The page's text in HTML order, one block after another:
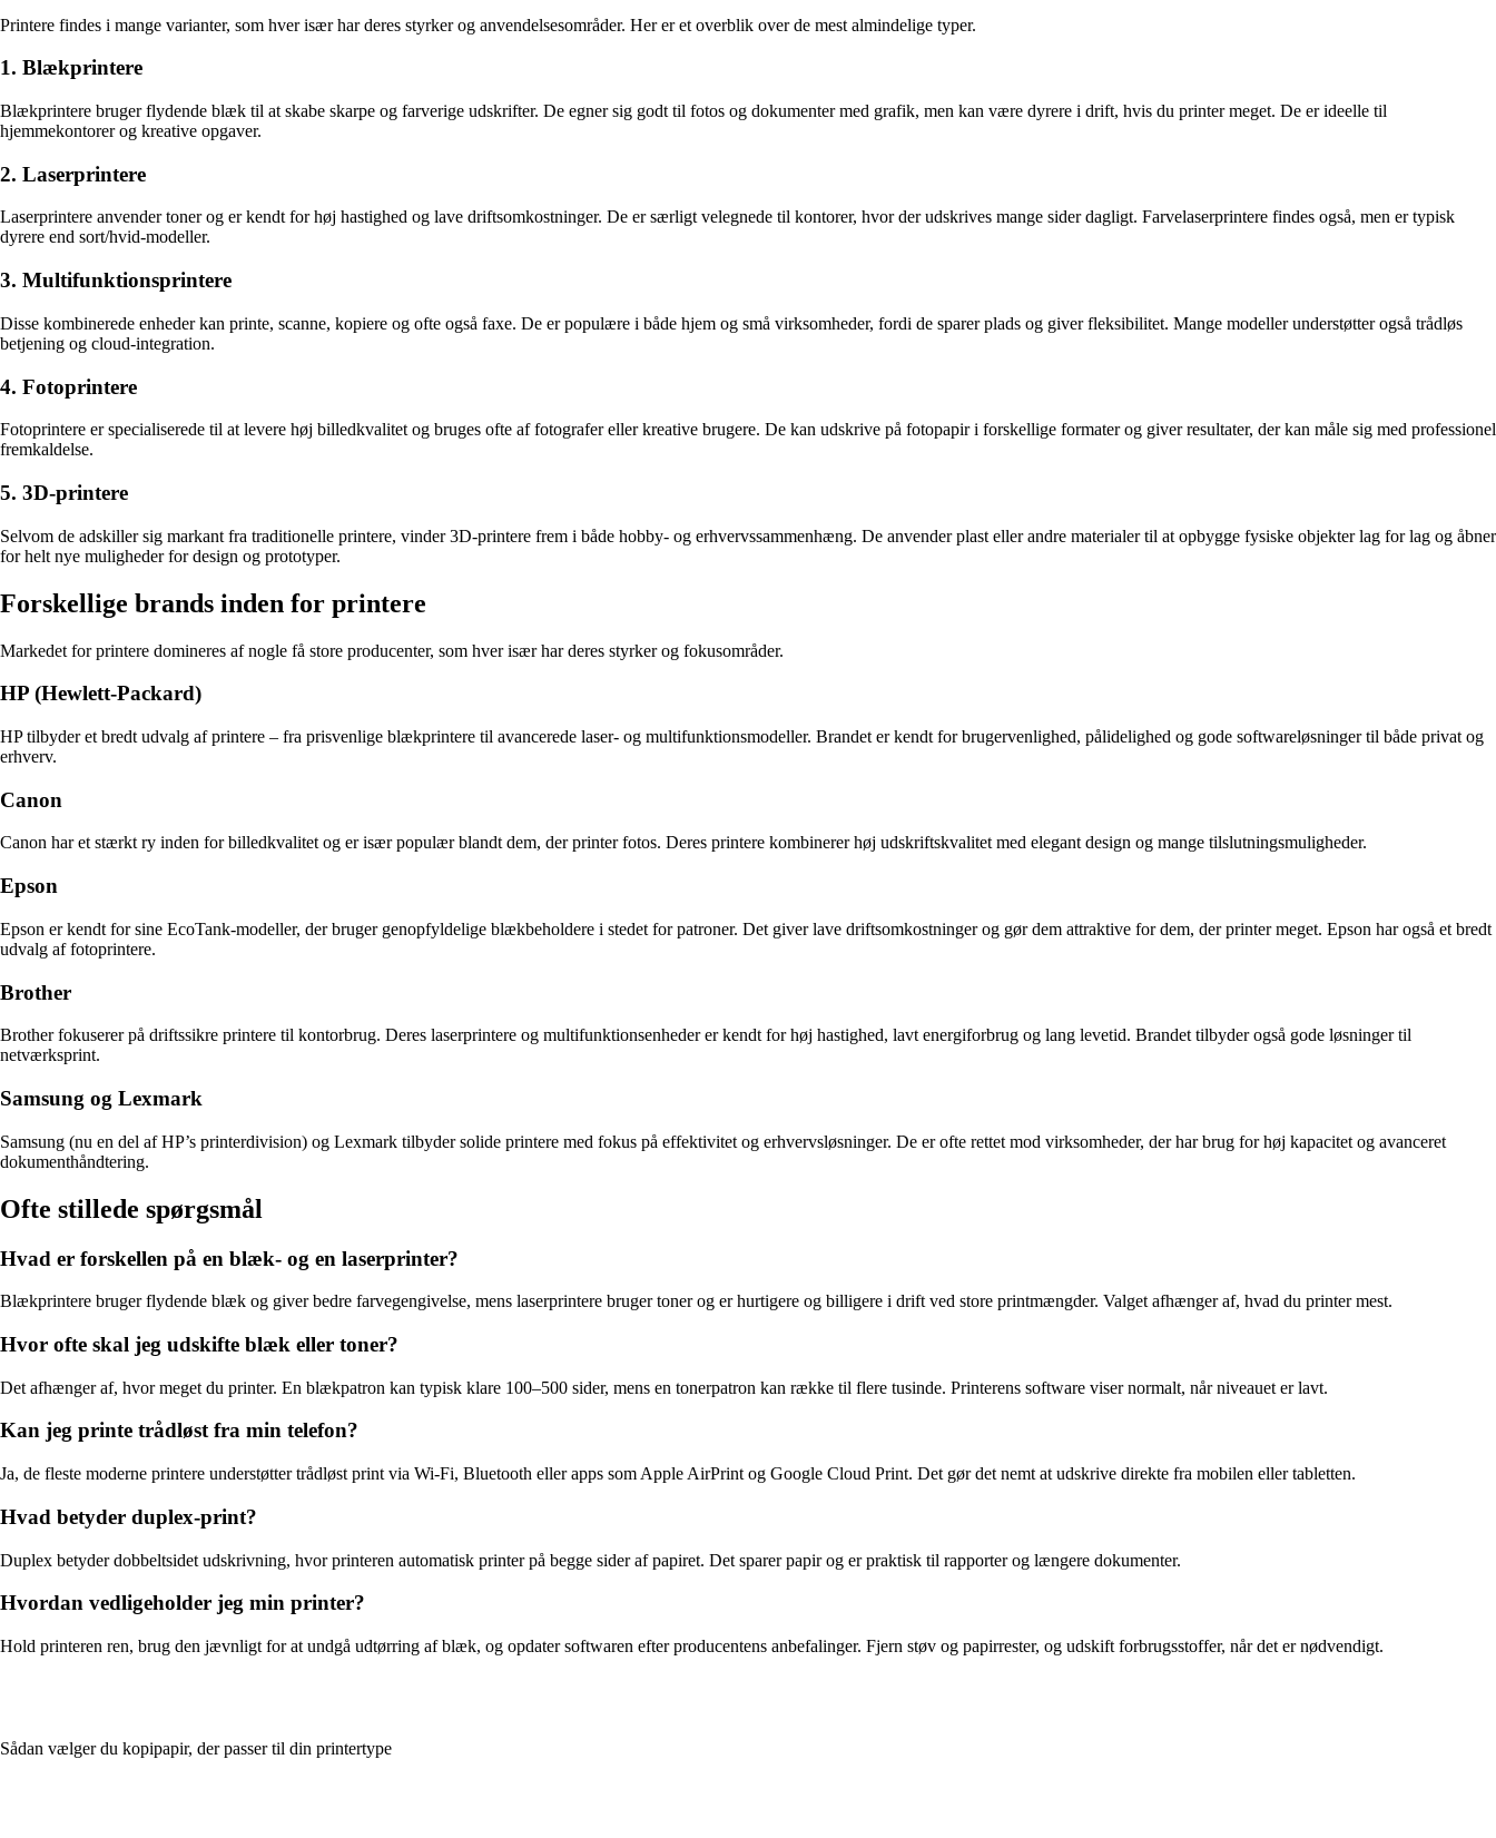
Printere findes i mange varianter, som hver især har deres styrker og anvendelsesområder. Her er et overblik over de mest almindelige typer.
1. Blækprintere
Blækprintere bruger flydende blæk til at skabe skarpe og farverige udskrifter. De egner sig godt til fotos og dokumenter med grafik, men kan være dyrere i drift, hvis du printer meget. De er ideelle til
hjemmekontorer og kreative opgaver.
2. Laserprintere
Laserprintere anvender toner og er kendt for høj hastighed og lave driftsomkostninger. De er særligt velegnede til kontorer, hvor der udskrives mange sider dagligt. Farvelaserprintere findes også, men er typisk
dyrere end sort/hvid-modeller.
3. Multifunktionsprintere
Disse kombinerede enheder kan printe, scanne, kopiere og ofte også faxe. De er populære i både hjem og små virksomheder, fordi de sparer plads og giver fleksibilitet. Mange modeller understøtter også trådløs
betjening og cloud-integration.
4. Fotoprintere
Fotoprintere er specialiserede til at levere høj billedkvalitet og bruges ofte af fotografer eller kreative brugere. De kan udskrive på fotopapir i forskellige formater og giver resultater, der kan måle sig med professionel
fremkaldelse.
5. 3D-printere
Selvom de adskiller sig markant fra traditionelle printere, vinder 3D-printere frem i både hobby- og erhvervssammenhæng. De anvender plast eller andre materialer til at opbygge fysiske objekter lag for lag og åbner
for helt nye muligheder for design og prototyper.
Forskellige brands inden for printere
Markedet for printere domineres af nogle få store producenter, som hver især har deres styrker og fokusområder.
HP (Hewlett-Packard)
HP tilbyder et bredt udvalg af printere – fra prisvenlige blækprintere til avancerede laser- og multifunktionsmodeller. Brandet er kendt for brugervenlighed, pålidelighed og gode softwareløsninger til både privat og
erhverv.
Canon
Canon har et stærkt ry inden for billedkvalitet og er især populær blandt dem, der printer fotos. Deres printere kombinerer høj udskriftskvalitet med elegant design og mange tilslutningsmuligheder.
Epson
Epson er kendt for sine EcoTank-modeller, der bruger genopfyldelige blækbeholdere i stedet for patroner. Det giver lave driftsomkostninger og gør dem attraktive for dem, der printer meget. Epson har også et bredt
udvalg af fotoprintere.
Brother
Brother fokuserer på driftssikre printere til kontorbrug. Deres laserprintere og multifunktionsenheder er kendt for høj hastighed, lavt energiforbrug og lang levetid. Brandet tilbyder også gode løsninger til
netværksprint.
Samsung og Lexmark
Samsung (nu en del af HP’s printerdivision) og Lexmark tilbyder solide printere med fokus på effektivitet og erhvervsløsninger. De er ofte rettet mod virksomheder, der har brug for høj kapacitet og avanceret
dokumenthåndtering.
Ofte stillede spørgsmål
Hvad er forskellen på en blæk- og en laserprinter?
Blækprintere bruger flydende blæk og giver bedre farvegengivelse, mens laserprintere bruger toner og er hurtigere og billigere i drift ved store printmængder. Valget afhænger af, hvad du printer mest.
Hvor ofte skal jeg udskifte blæk eller toner?
Det afhænger af, hvor meget du printer. En blækpatron kan typisk klare 100–500 sider, mens en tonerpatron kan række til flere tusinde. Printerens software viser normalt, når niveauet er lavt.
Kan jeg printe trådløst fra min telefon?
Ja, de fleste moderne printere understøtter trådløst print via Wi-Fi, Bluetooth eller apps som Apple AirPrint og Google Cloud Print. Det gør det nemt at udskrive direkte fra mobilen eller tabletten.
Hvad betyder duplex-print?
Duplex betyder dobbeltsidet udskrivning, hvor printeren automatisk printer på begge sider af papiret. Det sparer papir og er praktisk til rapporter og længere dokumenter.
Hvordan vedligeholder jeg min printer?
Hold printeren ren, brug den jævnligt for at undgå udtørring af blæk, og opdater softwaren efter producentens anbefalinger. Fjern støv og papirrester, og udskift forbrugsstoffer, når det er nødvendigt.
Sådan vælger du kopipapir, der passer til din printertype